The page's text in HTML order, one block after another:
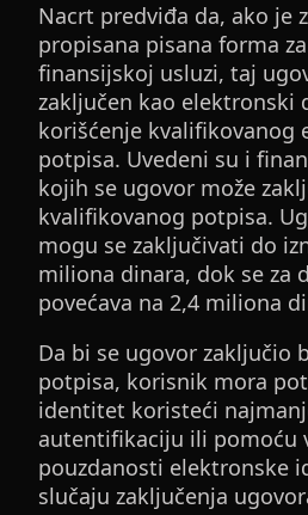
Nacrt predviđa da, ako je
propisana pisana forma
finansijskoj usluzi, taj
zaključen kao elektronski
korišćenje kvalifikovanog
potpisa. Uvedeni su i
kojih se ugovor može
kvalifikovanog potpisa.
mogu se zaključivati do
miliona dinara, dok se za
povećava na 2,4 miliona
Da bi se ugovor zaključio
potpisa, korisnik mora
identitet koristeći
autentifikaciju ili pomoću
pouzdanosti elektronske
slučaju zaključenja